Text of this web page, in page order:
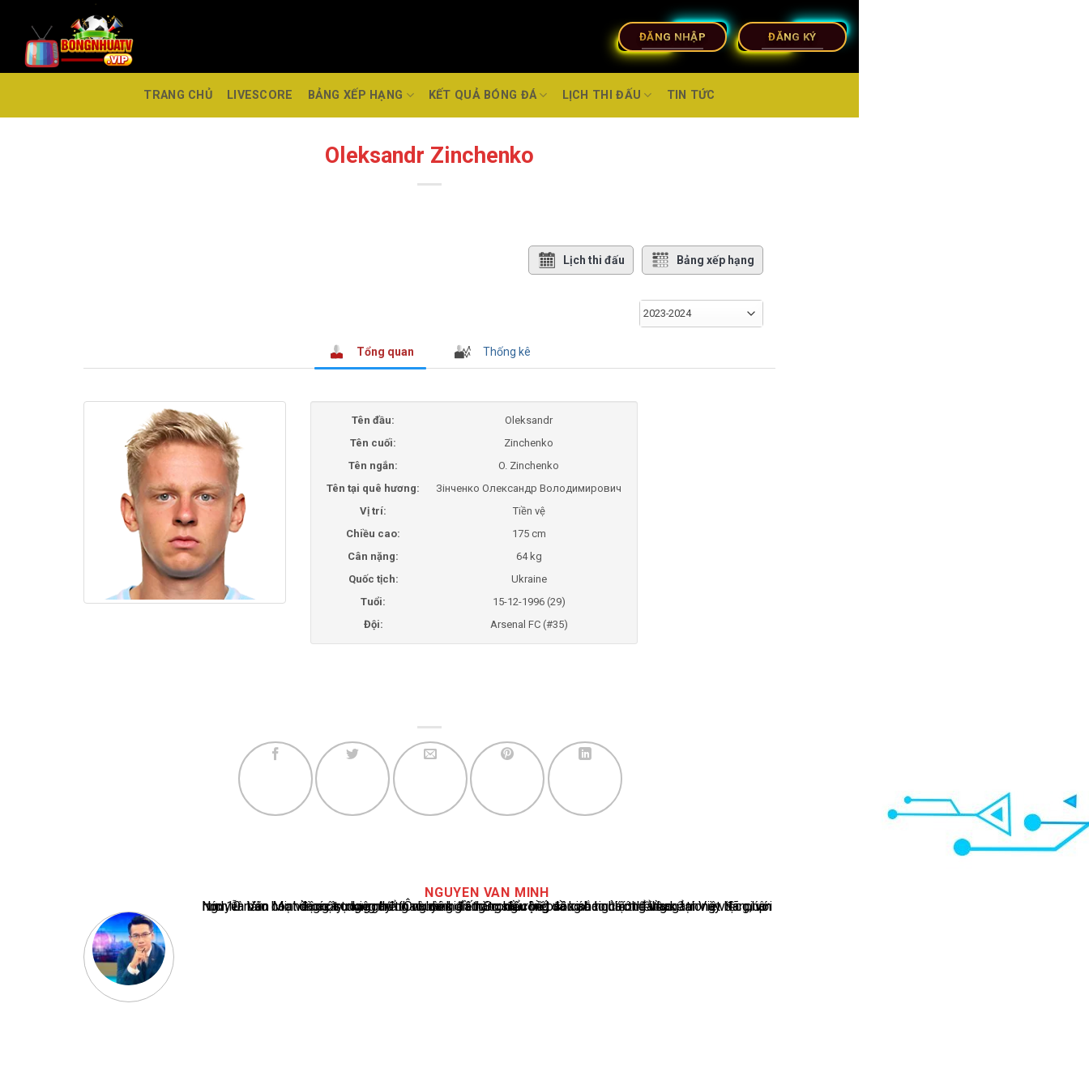
ĐĂNG NHẬP ĐĂNG KÝ
TRANG CHỦ LIVESCORE BẢNG XẾP HẠNG KẾT QUẢ BÓNG ĐÁ LỊCH THI ĐẤU TIN TỨC
Oleksandr Zinchenko
Lịch thi đấu Bảng xếp hạng
2023-2024
Tổng quan Thống kê
Tên đầu:
Oleksandr
Tên cuối:
Zinchenko
Tên ngắn:
O. Zinchenko
Tên tại quê hương:
Зінченко Олександр Володимирович
Vị trí:
Tiền vệ
Chiều cao:
175 cm
Cân nặng:
64 kg
Quốc tịch:
Ukraine
Tuổi:
15-12-1996 (29)
Đội:
Arsenal FC (#35)
NGUYEN VAN MINH
Nguyễn Văn Minh là một trong những chuyên gia hàng đầu về báo cáo tin tức thể thao tại Việt Nam, với hơn 10 năm hoạt động trong ngành. Ông có kiến thức sâu rộng và kinh nghiệm đáng kể trong việc phân tích và báo cáo về các sự kiện thể thao hàng đầu. Sự hiểu biết sâu sắc của ông về ngành này đã giúp ông xây dựng uy tín và danh tiếng trong cộng đồng báo chí thể thao.